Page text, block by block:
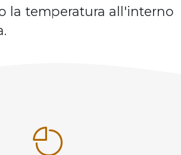
la temperatura all'interno